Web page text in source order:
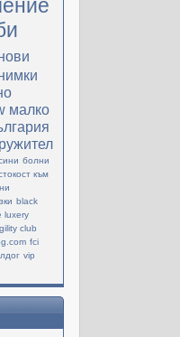
малко
болни
към
black
luxery
club
fci
vip